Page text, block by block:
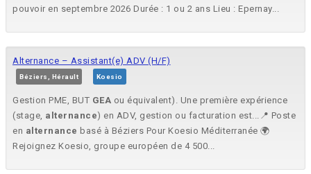
pouvoir en septembre 2026 Durée : 1 ou 2 ans Lieu : Epernay...
Alternance – Assistant(e) ADV (H/F)
Béziers, Hérault Koesio
Gestion PME, BUT GEA ou équivalent). Une première expérience
(stage, alternance) en ADV, gestion ou facturation est...📍 Poste
en alternance basé à Béziers Pour Koesio Méditerranée 🌍
Rejoignez Koesio, groupe européen de 4 500...